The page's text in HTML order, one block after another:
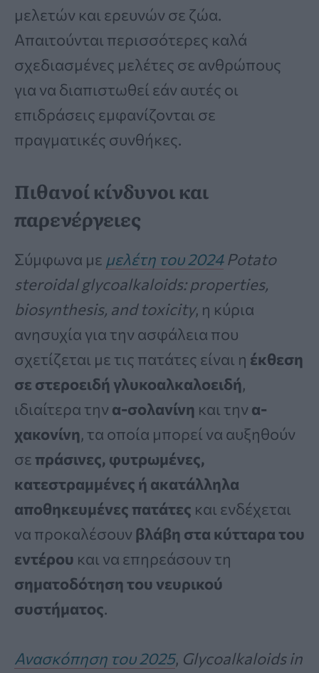
μελετών και ερευνών σε ζώα.
Απαιτούνται περισσότερες καλά
σχεδιασμένες μελέτες σε ανθρώπους
για να διαπιστωθεί εάν αυτές οι
επιδράσεις εμφανίζονται σε
πραγματικές συνθήκες.
Πιθανοί κίνδυνοι και
παρενέργειες
Σύμφωνα με μελέτη του 2024 Potato
steroidal glycoalkaloids: properties,
biosynthesis, and toxicity, η κύρια
ανησυχία για την ασφάλεια που
σχετίζεται με τις πατάτες είναι η έκθεση
σε στεροειδή γλυκοαλκαλοειδή,
ιδιαίτερα την α-σολανίνη και την α-
χακονίνη, τα οποία μπορεί να αυξηθούν
σε πράσινες, φυτρωμένες,
κατεστραμμένες ή ακατάλληλα
αποθηκευμένες πατάτες και ενδέχεται
να προκαλέσουν βλάβη στα κύτταρα του
εντέρου και να επηρεάσουν τη
σηματοδότηση του νευρικού
συστήματος.
Ανασκόπηση του 2025, Glycoalkaloids in